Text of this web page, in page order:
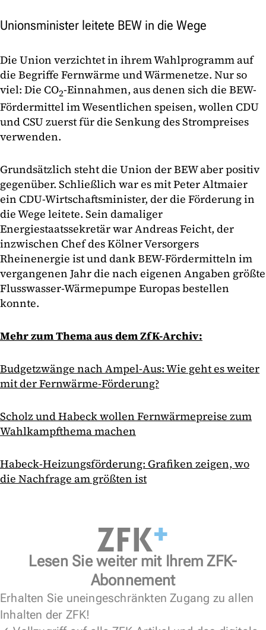
Unionsminister leitete BEW in die Wege
Die Union verzichtet in ihrem Wahlprogramm auf
die Begriffe Fernwärme und Wärmenetze. Nur so
viel: Die CO2-Einnahmen, aus denen sich die BEW-
Fördermittel im Wesentlichen speisen, wollen CDU
und CSU zuerst für die Senkung des Strompreises
verwenden.
Grundsätzlich steht die Union der BEW aber positiv
gegenüber. Schließlich war es mit Peter Altmaier
ein CDU-Wirtschaftsminister, der die Förderung in
die Wege leitete. Sein damaliger
Energiestaatssekretär war Andreas Feicht, der
inzwischen Chef des Kölner Versorgers
Rheinenergie ist und dank BEW-Fördermitteln im
vergangenen Jahr die nach eigenen Angaben größte
Flusswasser-Wärmepumpe Europas bestellen
konnte.
Mehr zum Thema aus dem ZfK-Archiv:
Budgetzwänge nach Ampel-Aus: Wie geht es weiter
mit der Fernwärme-Förderung?
Scholz und Habeck wollen Fernwärmepreise zum
Wahlkampfthema machen
Habeck-Heizungsförderung: Grafiken zeigen, wo
die Nachfrage am größten ist
Lesen Sie weiter mit Ihrem ZFK-
Abonnement
Erhalten Sie uneingeschränkten Zugang zu allen
Inhalten der ZFK!